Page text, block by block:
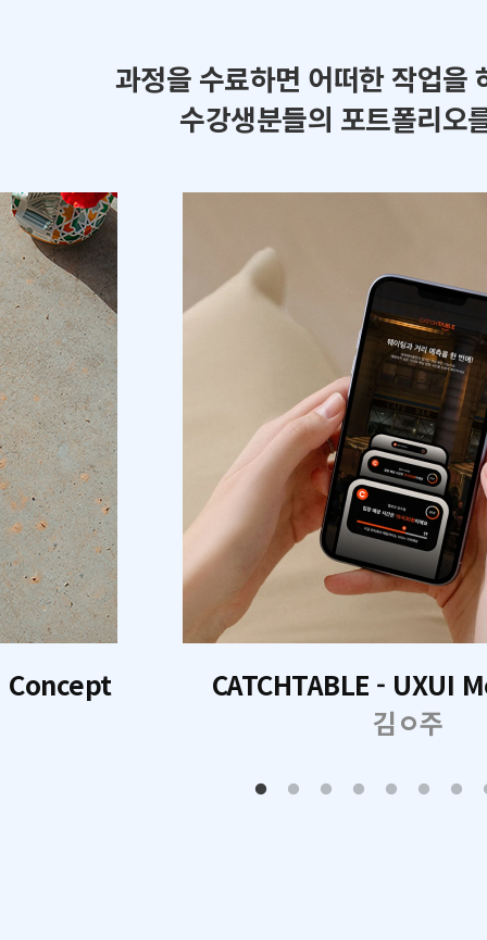
과정을 수료하면 어떠한 작업을
수강생분들의 포트폴리오
CATCHTABLE - UXUI
김ㅇ주